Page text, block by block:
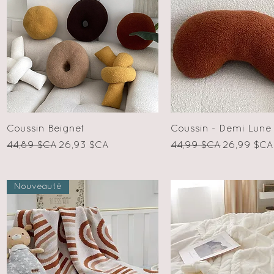
Aperçu rapide
Coussin Beignet
Prix original
44,89 $CA Prix promotionnel
26,93 $CA
Aperçu rapide
Coussin - Demi Lune
Prix original
44,99 $CA Prix
26,99 $CA
Nouveauté